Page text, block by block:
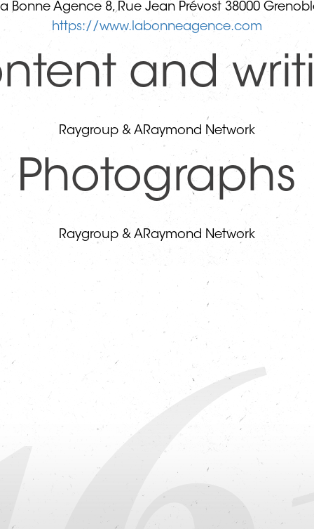
Bonne Agence ​8, Rue Jean Prévost 38000
https://www.labonneagence.com
and
Raygroup & ARaymond Network
Photographs
Raygroup & ARaymond Network